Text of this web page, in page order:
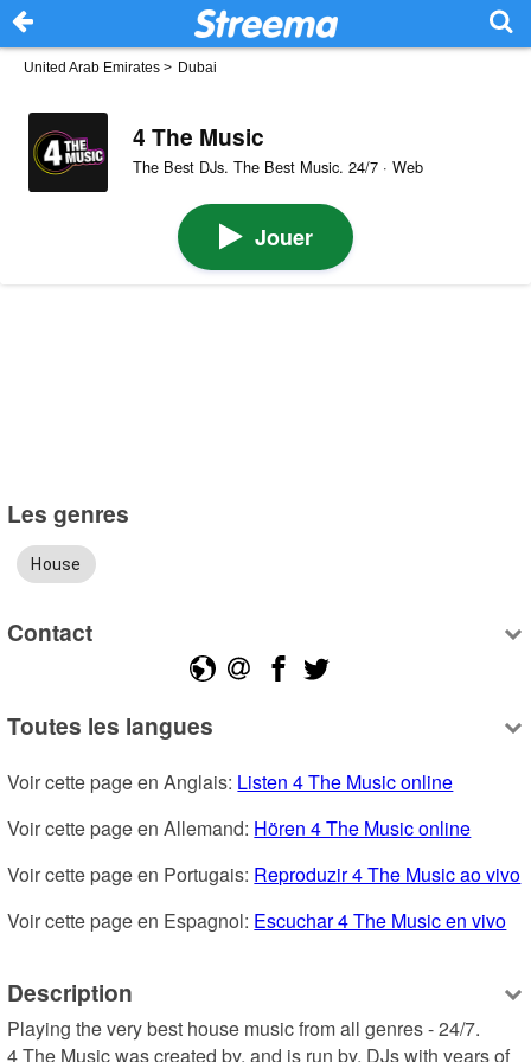
United Arab Emirates > Dubai
4 The Music
The Best DJs. The Best Music. 24/7 · Web
Jouer
Les genres
House
Contact
Toutes les langues
Voir cette page en Anglais: Listen 4 The Music online
Voir cette page en Allemand: Hören 4 The Music online
Voir cette page en Portugais: Reproduzir 4 The Music ao vivo
Voir cette page en Espagnol: Escuchar 4 The Music en vivo
Description
Playing the very best house music from all genres - 24/7.
4 The Music was created by, and is run by, DJs with years of